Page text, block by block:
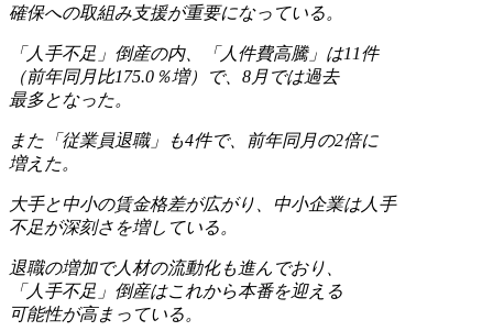
確保への取組み支援が重要になっている。
「人手不足」倒産の内、「人件費高騰」は11件
（前年同月比175.0％増）で、8月では過去
最多となった。
また「従業員退職」も4件で、前年同月の2倍に
増えた。
大手と中小の賃金格差が広がり、中小企業は人手
不足が深刻さを増している。
退職の増加で人材の流動化も進んでおり、
「人手不足」倒産はこれから本番を迎える
可能性が高まっている。